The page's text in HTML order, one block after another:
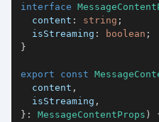
interface
  content
: string ;
  isStreaming
: boolean ;
}
export const
  content
,
  isStreaming
,
} : MessageContentProps )